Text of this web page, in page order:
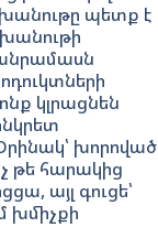
պետք է
խանութի
կլրացնեն
Օրինակ՝ խորոված
թե հարակից
այլ գուցե՝
խմիչքի